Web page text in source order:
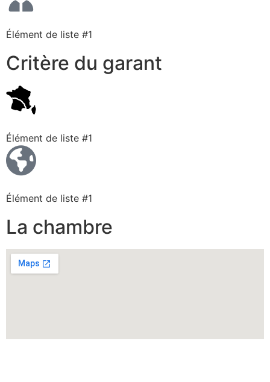
Élément de liste #1
Critère du garant
Élément de liste #1
Élément de liste #1
La chambre